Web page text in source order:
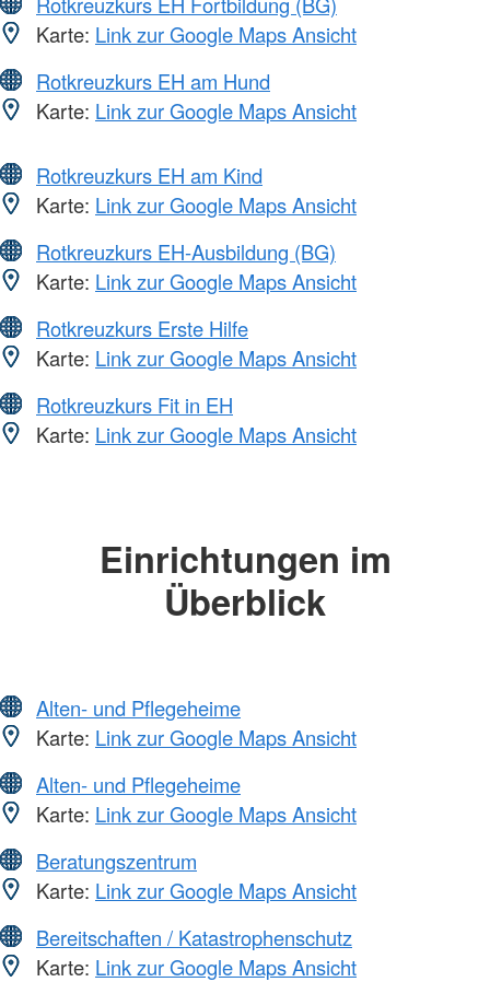
Karte: Link zur Google Maps Ansicht
Rotkreuzkurs EH am Hund
Karte: Link zur Google Maps Ansicht
Rotkreuzkurs EH am Kind
Karte: Link zur Google Maps Ansicht
Rotkreuzkurs EH-Ausbildung (BG)
Karte: Link zur Google Maps Ansicht
Rotkreuzkurs Erste Hilfe
Karte: Link zur Google Maps Ansicht
Rotkreuzkurs Fit in EH
Karte: Link zur Google Maps Ansicht
Einrichtungen im
Überblick
Alten- und Pflegeheime
Karte: Link zur Google Maps Ansicht
Alten- und Pflegeheime
Karte: Link zur Google Maps Ansicht
Beratungszentrum
Karte: Link zur Google Maps Ansicht
Bereitschaften / Katastrophenschutz
Karte: Link zur Google Maps Ansicht